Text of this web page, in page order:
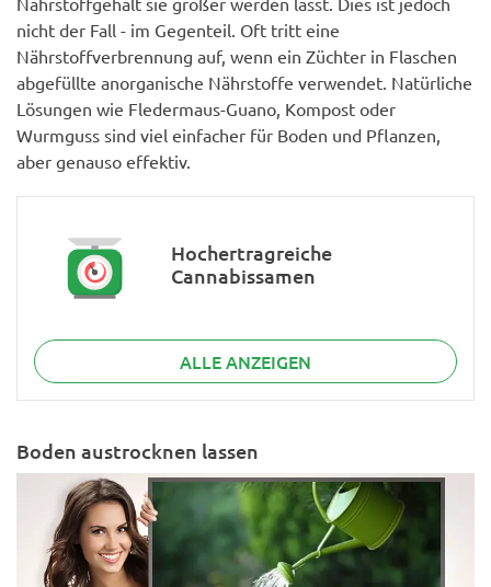
nicht der Fall - im Gegenteil. Oft tritt eine
Nährstoffverbrennung auf, wenn ein Züchter in Flaschen
abgefüllte anorganische Nährstoffe verwendet. Natürliche
Lösungen wie Fledermaus-Guano, Kompost oder
Wurmguss sind viel einfacher für Boden und Pflanzen,
aber genauso effektiv.
Hochertragreiche
Cannabissamen
ALLE ANZEIGEN
Boden austrocknen lassen